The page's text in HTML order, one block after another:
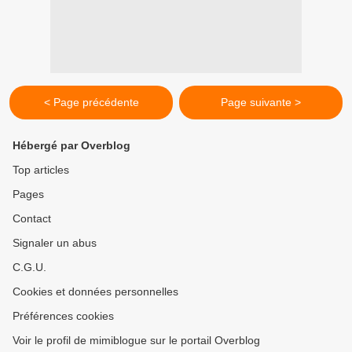
< Page précédente Page suivante >
Hébergé par Overblog
Top articles
Pages
Contact
Signaler un abus
C.G.U.
Cookies et données personnelles
Préférences cookies
Voir le profil de mimiblogue sur le portail Overblog